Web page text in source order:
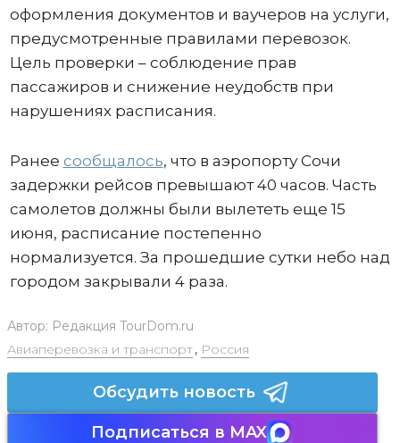
оформления документов и ваучеров на услуги,
предусмотренные правилами перевозок.
Цель проверки – соблюдение прав
пассажиров и снижение неудобств при
нарушениях расписания.
Ранее сообщалось, что в аэропорту Сочи
задержки рейсов превышают 40 часов. Часть
самолетов должны были вылететь еще 15
июня, расписание постепенно
нормализуется. За прошедшие сутки небо над
городом закрывали 4 раза.
Автор: Редакция TourDom.ru
Авиаперевозка и транспорт, Россия
Обсудить новость
Подписаться в MAX